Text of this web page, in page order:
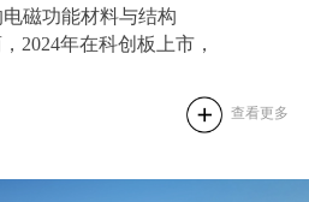
磁功能材料与结构
2024年在科创板上市，
查看更多